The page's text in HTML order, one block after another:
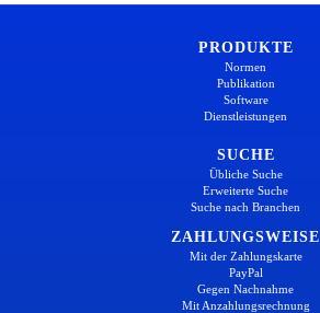
PRODUKTE
Normen
Publikation
Software
Dienstleistungen
SUCHE
Übliche Suche
Erweiterte Suche
Suche nach Branchen
ZAHLUNGSWEISE
Mit der Zahlungskarte
PayPal
Gegen Nachnahme
Mit Anzahlungsrechnung